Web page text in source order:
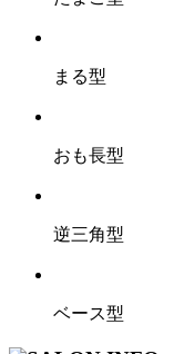
まる型
おも長型
逆三角型
ベース型